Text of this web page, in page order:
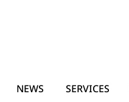
NEWS SERVICES